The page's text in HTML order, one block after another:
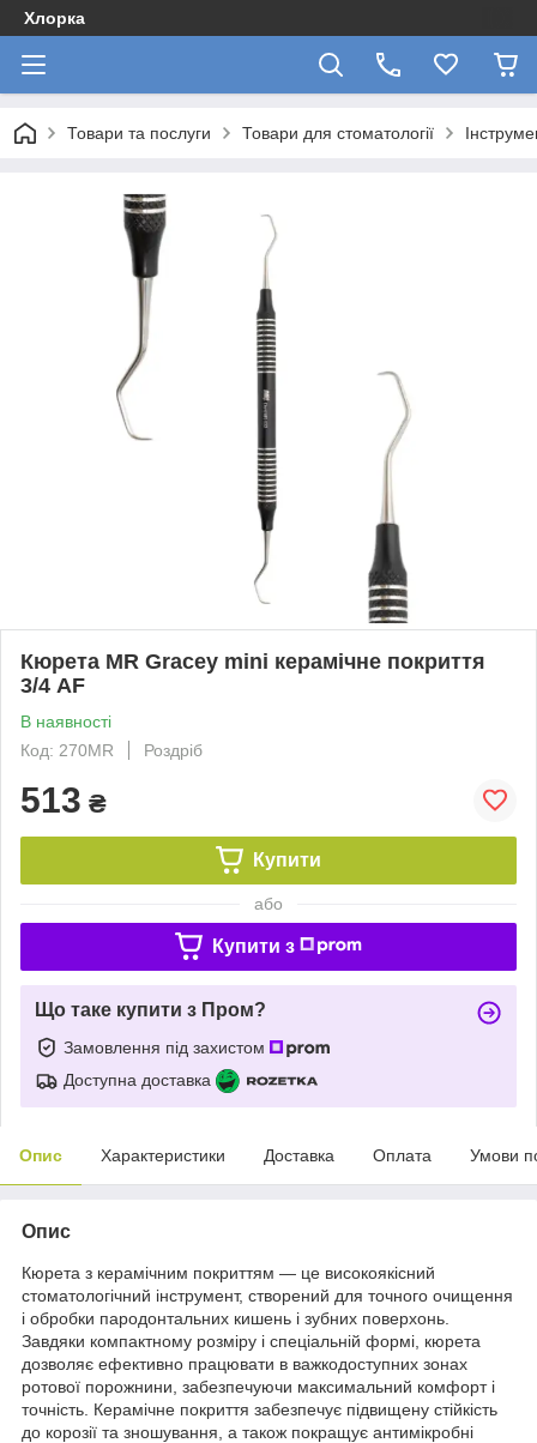
Хлорка
Товари та послуги Товари для стоматології
Кюрета MR Gracey mini керамічне покриття
3/4 AF
В наявності
Код: 270MR
Роздріб
513 ₴
Купити
або
Купити з
Що таке купити з Пром?
Замовлення під захистом
Доступна доставка
Опис Характеристики Доставка Оплата Умови
Опис
Кюрета з керамічним покриттям — це високоякісний
стоматологічний інструмент, створений для точного очищення
і обробки пародонтальних кишень і зубних поверхонь.
Завдяки компактному розміру і спеціальній формі, кюрета
дозволяє ефективно працювати в важкодоступних зонах
ротової порожнини, забезпечуючи максимальний комфорт і
точність. Керамічне покриття забезпечує підвищену стійкість
до корозії та зношування, а також покращує антимікробні